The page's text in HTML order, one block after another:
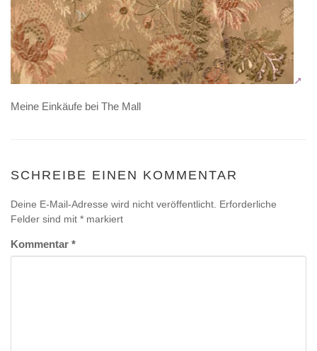
Meine Einkäufe bei The Mall
SCHREIBE EINEN KOMMENTAR
Deine E-Mail-Adresse wird nicht veröffentlicht. Erforderliche
Felder sind mit * markiert
Kommentar *